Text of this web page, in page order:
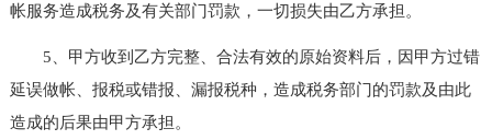
帐服务造成税务及有关部门罚款，一切损失由乙方承担。
5、甲方收到乙方完整、合法有效的原始资料后，因甲方过错
延误做帐、报税或错报、漏报税种，造成税务部门的罚款及由此
造成的后果由甲方承担。